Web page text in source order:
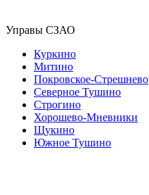
Управы СЗАО
Куркино
Митино
Покровское-Стрешнево
Северное Тушино
Строгино
Хорошево-Мневники
Щукино
Южное Тушино